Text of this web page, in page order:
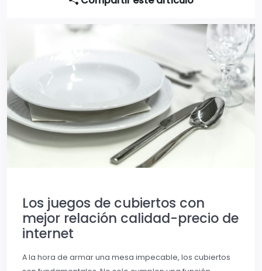
Los juegos de cubiertos con
mejor relación calidad-precio de
internet
A la hora de armar una mesa impecable, los cubiertos